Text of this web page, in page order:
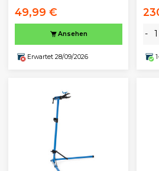
49,99 €
Ansehen
Erwartet 28/09/2026
-